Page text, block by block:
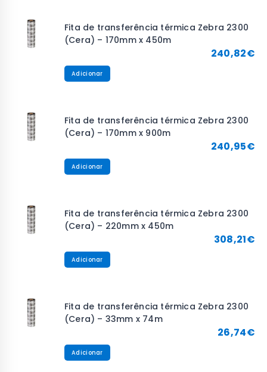
Fita de transferência térmica Zebra 2300
(Cera) – 170mm x 450m
240,82€
Adicionar
Fita de transferência térmica Zebra 2300
(Cera) – 170mm x 900m
240,95€
Adicionar
Fita de transferência térmica Zebra 2300
(Cera) – 220mm x 450m
308,21€
Adicionar
Fita de transferência térmica Zebra 2300
(Cera) – 33mm x 74m
26,74€
Adicionar